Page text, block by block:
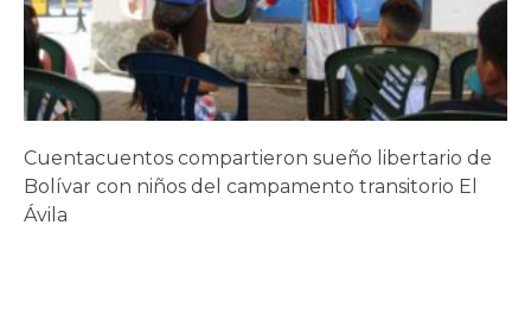
Cuentacuentos compartieron sueño libertario de
Bolívar con niños del campamento transitorio El
Ávila